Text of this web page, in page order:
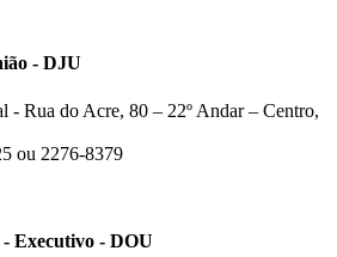
- DJU
- Rua do Acre, 80 – 22º Andar – Centro,
ou 2276-8379
Executivo - DOU